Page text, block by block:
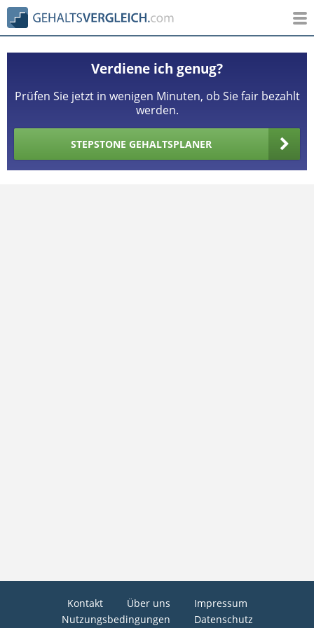
Verdiene ich genug?
Prüfen Sie jetzt in wenigen Minuten, ob Sie fair bezahlt
werden.
STEPSTONE GEHALTSPLANER
Kontakt Über uns
Impressum
Nutzungsbedingungen
Datenschutz